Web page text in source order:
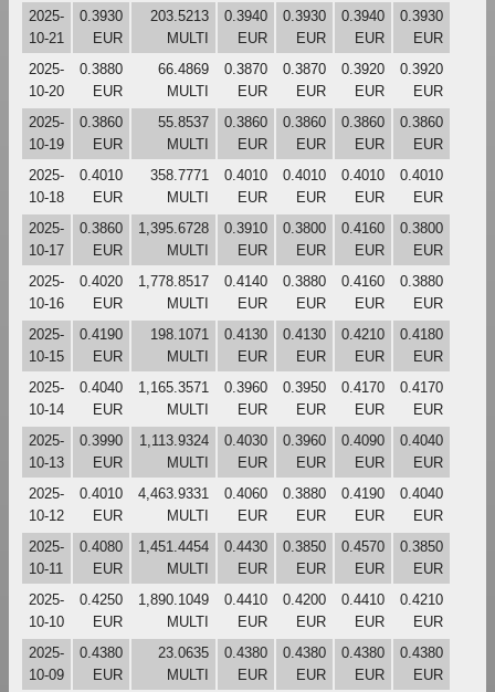
2025-
10-21
0.3930
EUR
203.5213
MULTI
0.3940
EUR
0.3930
EUR
0.3940
EUR
0.3930
EUR
2025-
10-20
0.3880
EUR
66.4869
MULTI
0.3870
EUR
0.3870
EUR
0.3920
EUR
0.3920
EUR
2025-
10-19
0.3860
EUR
55.8537
MULTI
0.3860
EUR
0.3860
EUR
0.3860
EUR
0.3860
EUR
2025-
10-18
0.4010
EUR
358.7771
MULTI
0.4010
EUR
0.4010
EUR
0.4010
EUR
0.4010
EUR
2025-
10-17
0.3860
EUR
1,395.6728
MULTI
0.3910
EUR
0.3800
EUR
0.4160
EUR
0.3800
EUR
2025-
10-16
0.4020
EUR
1,778.8517
MULTI
0.4140
EUR
0.3880
EUR
0.4160
EUR
0.3880
EUR
2025-
10-15
0.4190
EUR
198.1071
MULTI
0.4130
EUR
0.4130
EUR
0.4210
EUR
0.4180
EUR
2025-
10-14
0.4040
EUR
1,165.3571
MULTI
0.3960
EUR
0.3950
EUR
0.4170
EUR
0.4170
EUR
2025-
10-13
0.3990
EUR
1,113.9324
MULTI
0.4030
EUR
0.3960
EUR
0.4090
EUR
0.4040
EUR
2025-
10-12
0.4010
EUR
4,463.9331
MULTI
0.4060
EUR
0.3880
EUR
0.4190
EUR
0.4040
EUR
2025-
10-11
0.4080
EUR
1,451.4454
MULTI
0.4430
EUR
0.3850
EUR
0.4570
EUR
0.3850
EUR
2025-
10-10
0.4250
EUR
1,890.1049
MULTI
0.4410
EUR
0.4200
EUR
0.4410
EUR
0.4210
EUR
2025-
10-09
0.4380
EUR
23.0635
MULTI
0.4380
EUR
0.4380
EUR
0.4380
EUR
0.4380
EUR